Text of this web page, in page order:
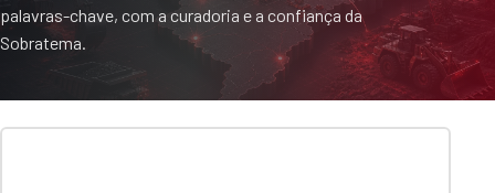
palavras-chave, com a curadoria e a confiança da
Sobratema.